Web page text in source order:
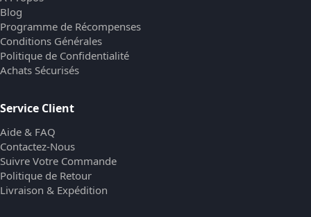
Blog
Programme de Récompenses
Conditions Générales
Politique de Confidentialité
Achats Sécurisés
Service Client
Aide & FAQ
Contactez-Nous
Suivre Votre Commande
Politique de Retour
Livraison & Expédition